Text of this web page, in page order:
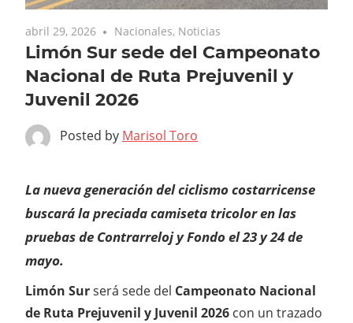
abril 29, 2026 Nacionales, Noticias
Limón Sur sede del Campeonato
Nacional de Ruta Prejuvenil y
Juvenil 2026
Posted by Marisol Toro
La nueva generación del ciclismo costarricense
buscará la preciada camiseta tricolor en las
pruebas de Contrarreloj y Fondo el 23 y 24 de
mayo.
Limón Surserá sede del Campeonato Nacional
de Ruta Prejuvenil y Juvenil 2026 con un trazado